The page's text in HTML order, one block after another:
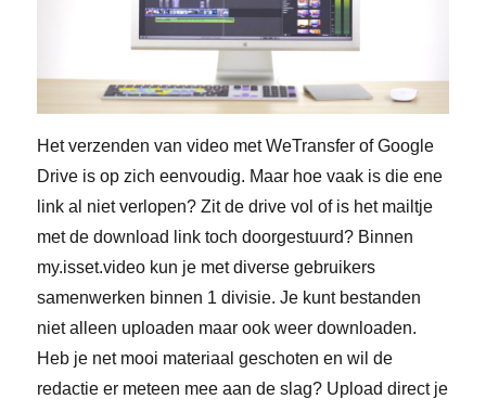
Het verzenden van video met WeTransfer of Google
Drive is op zich eenvoudig. Maar hoe vaak is die ene
link al niet verlopen? Zit de drive vol of is het mailtje
met de download link toch doorgestuurd? Binnen
my.isset.video kun je met diverse gebruikers
samenwerken binnen 1 divisie. Je kunt bestanden
niet alleen uploaden maar ook weer downloaden.
Heb je net mooi materiaal geschoten en wil de
redactie er meteen mee aan de slag? Upload direct je